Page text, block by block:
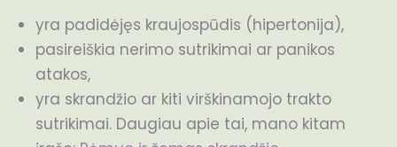
yra padidėjęs kraujospūdis (hipertonija),
pasireiškia nerimo sutrikimai ar panikos
atakos,
yra skrandžio ar kiti virškinamojo trakto
sutrikimai. Daugiau apie tai, mano kitam